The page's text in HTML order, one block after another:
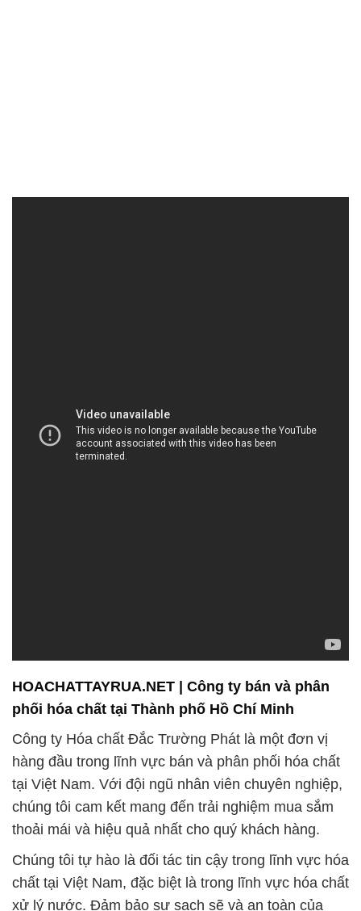
Công ty Hóa chất Đắc Trường Phát là một đơn vị
hàng đầu trong lĩnh vực bán và phân phối hóa chất
tại Việt Nam. Với đội ngũ nhân viên chuyên nghiệp,
chúng tôi cam kết mang đến trải nghiệm mua sắm
thoải mái và hiệu quả nhất cho quý khách hàng.
Chúng tôi tự hào là đối tác tin cậy trong lĩnh vực hóa
chất tại Việt Nam, đặc biệt là trong lĩnh vực hóa chất
xử lý nước. Đảm bảo sự sạch sẽ và an toàn của
nguồn nước là ưu tiên hàng đầu của chúng tôi. Sản
phẩm của chúng tôi không chỉ đảm bảo an toàn mà
còn hỗ trợ quý khách duy trì môi trường làm việc an
toàn và bảo vệ sức khỏe của nhân viên.